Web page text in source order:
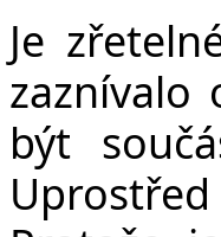
Je
zaznívalo
být